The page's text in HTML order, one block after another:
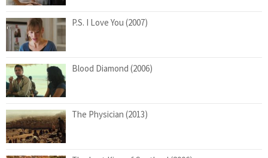
P.S. I Love You (2007)
Blood Diamond (2006)
The Physician (2013)